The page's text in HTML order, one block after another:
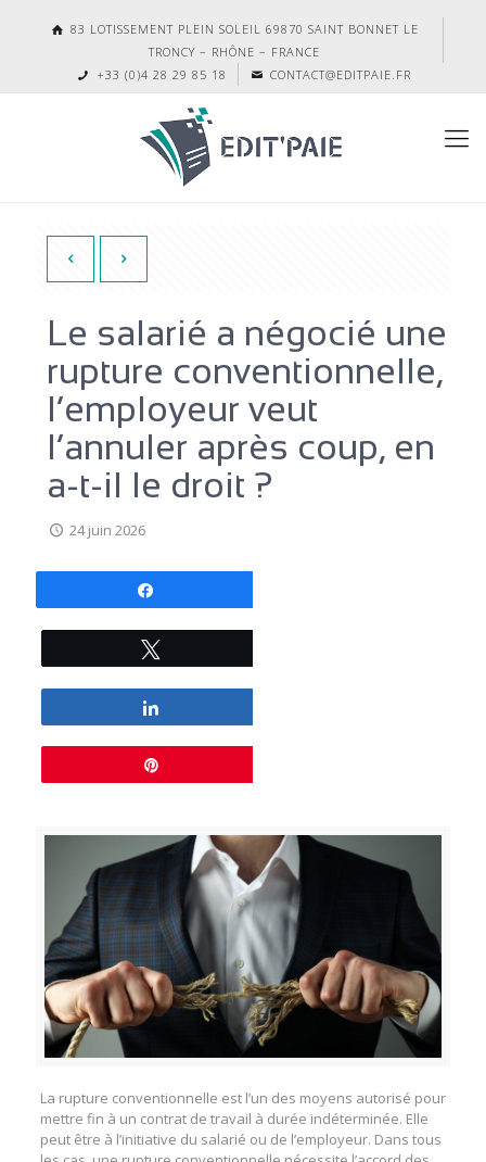
83 LOTISSEMENT PLEIN SOLEIL 69870 SAINT BONNET LE
TRONCY – RHÔNE – FRANCE
+33 (0)4 28 29 85 18
CONTACT@EDITPAIE.FR
Le salarié a négocié une
rupture conventionnelle,
l’employeur veut
l’annuler après coup, en
a-t-il le droit ?
24 juin 2026
La rupture conventionnelle est l’un des moyens autorisé pour
mettre fin à un contrat de travail à durée indéterminée. Elle
peut être à l’initiative du salarié ou de l’employeur. Dans tous